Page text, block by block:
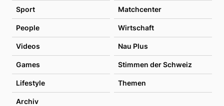
Sport Matchcenter
People Wirtschaft
Videos Nau Plus
Games Stimmen der Schweiz
Lifestyle Themen
Archiv